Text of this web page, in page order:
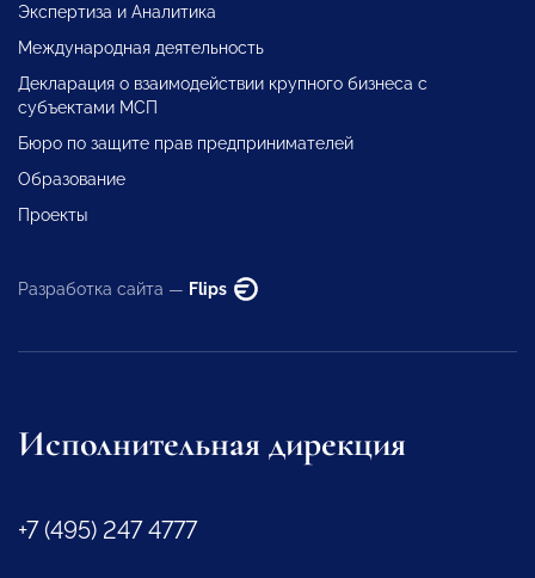
Экспертиза и Аналитика
Международная деятельность
Декларация о взаимодействии крупного бизнеса с
субъектами МСП
Бюро по защите прав предпринимателей
Образование
Проекты
Разработка сайта — Flips
Исполнительная дирекция
+7 (495) 247 4777